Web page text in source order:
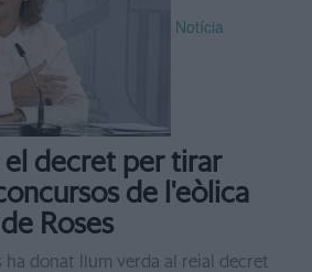
Notícia
el decret per tirar
de l'eòlica
Roses
ha donat llum verda al reial decret